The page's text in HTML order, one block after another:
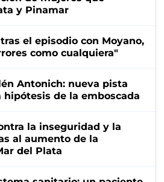
y Pinamar
el episodio con Moyano,
como cualquiera"
Antonich: nueva pista
hipótesis de la emboscada
la inseguridad y la
al aumento de la
del Plata